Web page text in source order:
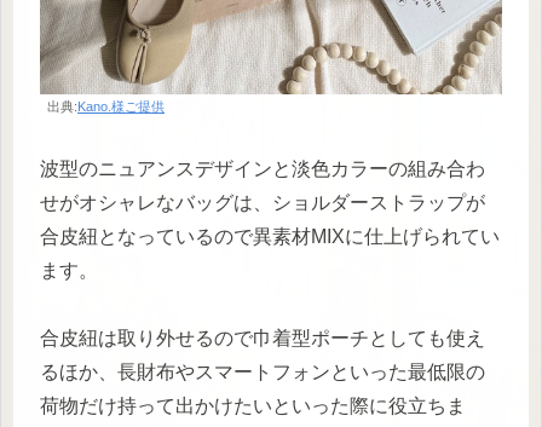
出典:Kano.様ご提供
波型のニュアンスデザインと淡色カラーの組み合わ
せがオシャレなバッグは、ショルダーストラップが
合皮紐となっているので異素材MIXに仕上げられてい
ます。
合皮紐は取り外せるので巾着型ポーチとしても使え
るほか、長財布やスマートフォンといった最低限の
荷物だけ持って出かけたいといった際に役立ちま